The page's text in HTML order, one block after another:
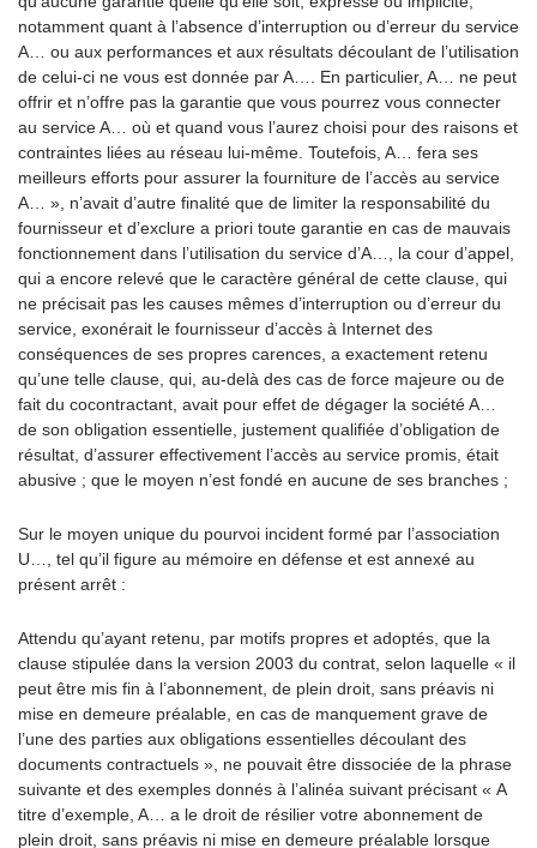
notamment quant à l’absence d’interruption ou d’erreur du service
A… ou aux performances et aux résultats découlant de l’utilisation
de celui-ci ne vous est donnée par A…. En particulier, A… ne peut
offrir et n’offre pas la garantie que vous pourrez vous connecter
au service A… où et quand vous l’aurez choisi pour des raisons et
contraintes liées au réseau lui-même. Toutefois, A… fera ses
meilleurs efforts pour assurer la fourniture de l’accès au service
A… », n’avait d’autre finalité que de limiter la responsabilité du
fournisseur et d’exclure a priori toute garantie en cas de mauvais
fonctionnement dans l’utilisation du service d’A…, la cour d’appel,
qui a encore relevé que le caractère général de cette clause, qui
ne précisait pas les causes mêmes d’interruption ou d’erreur du
service, exonérait le fournisseur d’accès à Internet des
conséquences de ses propres carences, a exactement retenu
qu’une telle clause, qui, au-delà des cas de force majeure ou de
fait du cocontractant, avait pour effet de dégager la société A…
de son obligation essentielle, justement qualifiée d’obligation de
résultat, d’assurer effectivement l’accès au service promis, était
abusive ; que le moyen n’est fondé en aucune de ses branches ;
Sur le moyen unique du pourvoi incident formé par l’association
U…, tel qu’il figure au mémoire en défense et est annexé au
présent arrêt :
Attendu qu’ayant retenu, par motifs propres et adoptés, que la
clause stipulée dans la version 2003 du contrat, selon laquelle « il
peut être mis fin à l’abonnement, de plein droit, sans préavis ni
mise en demeure préalable, en cas de manquement grave de
l’une des parties aux obligations essentielles découlant des
documents contractuels », ne pouvait être dissociée de la phrase
suivante et des exemples donnés à l’alinéa suivant précisant « A
titre d’exemple, A… a le droit de résilier votre abonnement de
plein droit, sans préavis ni mise en demeure préalable lorsque